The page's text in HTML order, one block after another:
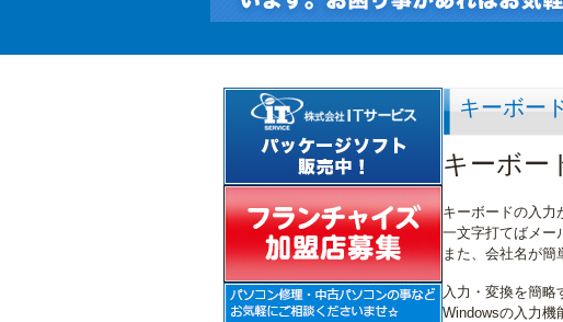
キーボー
キーボー
キーボードの入力
一文字打てばメー
また、会社名が
入力・変換を簡略
Windowsの入力機